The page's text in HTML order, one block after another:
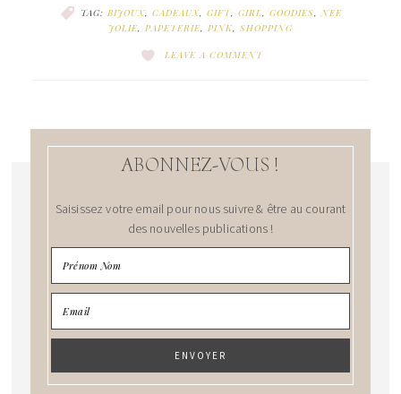
TAG: BIJOUX, CADEAUX, GIFT, GIRL, GOODIES,NEE
JOLIE, PAPETERIE, PINK, SHOPPING
LEAVE A COMMENT
ABONNEZ-VOUS !
Saisissez votre email pour nous suivre & être au courant
des nouvelles publications !